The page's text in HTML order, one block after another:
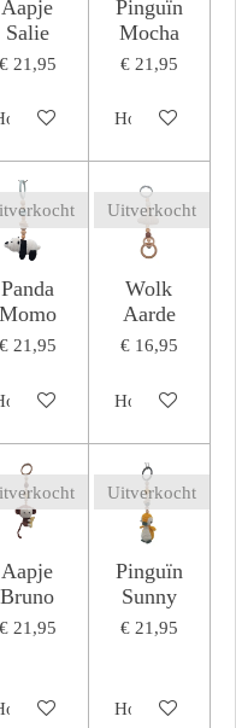
Aapje
Salie
€ 21,95
mij op de hoogte
Pinguïn
Mocha
€ 21,95
Houd mij op de
Panda
Momo
€ 21,95
mij op de hoogte
Uitverkocht
Wolk
Aarde
€ 16,95
Houd mij op de
Aapje
Bruno
€ 21,95
mij op de hoogte
Uitverkocht
Pinguïn
Sunny
€ 21,95
Houd mij op de